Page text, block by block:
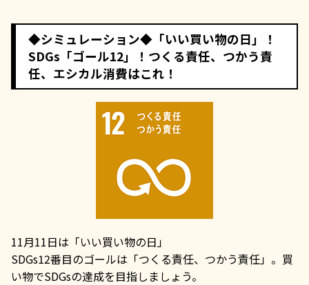
◆シミュレーション◆「いい買い物の日」！
SDGs「ゴール12」！つくる責任、つかう責
任、エシカル消費はこれ！
11月11日は「いい買い物の日」
SDGs12番目のゴールは「つくる責任、つかう責任」。買
い物でSDGsの達成を目指しましょう。